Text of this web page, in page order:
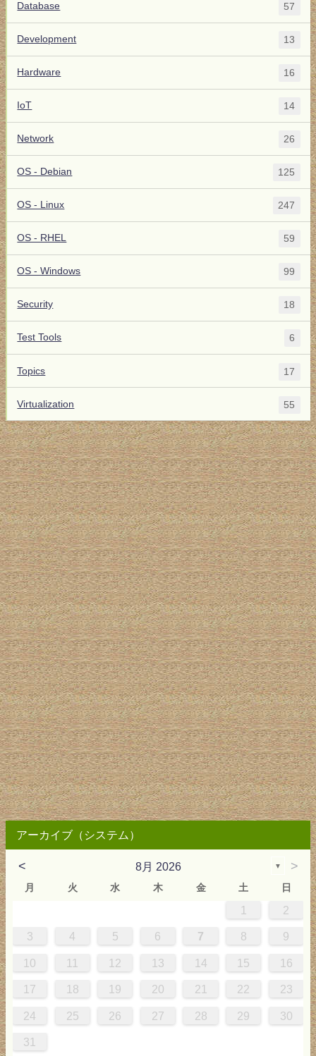
Database 57
Development 13
Hardware 16
IoT 14
Network 26
OS - Debian 125
OS - Linux 247
OS - RHEL 59
OS - Windows 99
Security 18
Test Tools 6
Topics 17
Virtualization 55
アーカイブ（システム）
< 8月 2026 ▼ >
月 火 水 木 金 土 日
1 2
3 4 5 6 7 8 9
10 11 12 13 14 15 16
17 18 19 20 21 22 23
24 25 26 27 28 29 30
31